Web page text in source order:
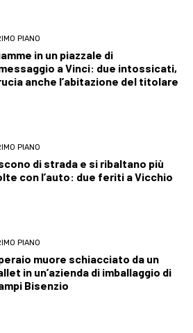
PIANO
in un piazzale di
a Vinci: due intossicati,
anche l’abitazione del titolare
PIANO
di strada e si ribaltano più
con l’auto: due feriti a Vicchio
PIANO
muore schiacciato da un
in un’azienda di imballaggio di
Bisenzio